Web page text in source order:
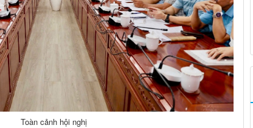
Toàn cảnh hội nghị